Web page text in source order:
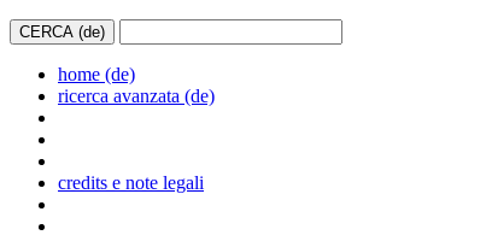
home (de)
ricerca avanzata (de)
credits e note legali